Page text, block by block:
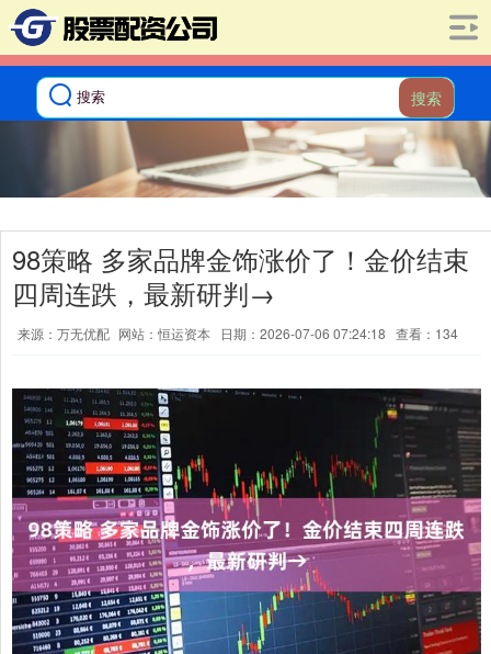
搜索
98策略 多家品牌金饰涨价了！金价结束
四周连跌，最新研判→
来源：万无优配 网站：恒运资本 日期：2026-07-06 07:24:18 查看：134